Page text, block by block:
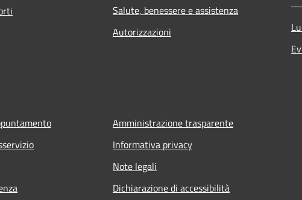
Salute, benessere e assistenza
Autorizzazioni
Amministrazione trasparente
Informativa privacy
Note legali
Dichiarazione di accessibilità